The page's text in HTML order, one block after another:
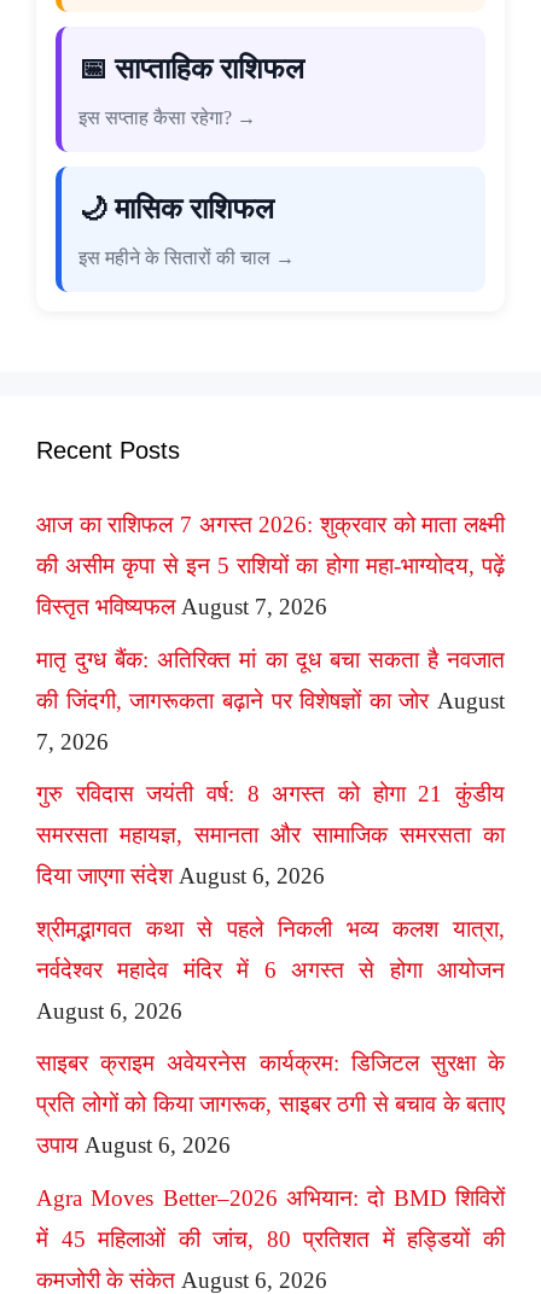
📅 साप्ताहिक राशिफल
इस सप्ताह कैसा रहेगा? →
🌙 मासिक राशिफल
इस महीने के सितारों की चाल →
Recent Posts
आज का राशिफल 7 अगस्त 2026: शुक्रवार को माता लक्ष्मी
की असीम कृपा से इन 5 राशियों का होगा महा-भाग्योदय, पढ़ें
विस्तृत भविष्यफल August 7, 2026
मातृ दुग्ध बैंक: अतिरिक्त मां का दूध बचा सकता है नवजात
की जिंदगी, जागरूकता बढ़ाने पर विशेषज्ञों का जोर August
7, 2026
गुरु रविदास जयंती वर्ष: 8 अगस्त को होगा 21 कुंडीय
समरसता महायज्ञ, समानता और सामाजिक समरसता का
दिया जाएगा संदेश August 6, 2026
श्रीमद्भागवत कथा से पहले निकली भव्य कलश यात्रा,
नर्वदेश्वर महादेव मंदिर में 6 अगस्त से होगा आयोजन
August 6, 2026
साइबर क्राइम अवेयरनेस कार्यक्रम: डिजिटल सुरक्षा के
प्रति लोगों को किया जागरूक, साइबर ठगी से बचाव के बताए
उपाय August 6, 2026
Agra Moves Better–2026 अभियान: दो BMD शिविरों
में 45 महिलाओं की जांच, 80 प्रतिशत में हड्डियों की
कमजोरी के संकेत August 6, 2026